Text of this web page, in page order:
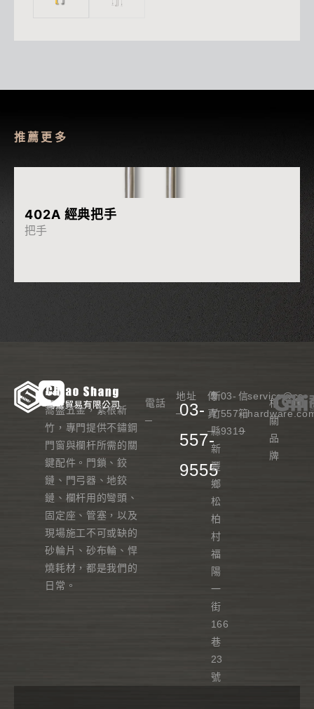
推薦更多
402A 經典把手
把手
喬盛五金，紮根新
竹，專門提供不鏽鋼
門窗與欄杆所需的關
鍵配件。門鎖、鉸
鏈、門弓器、地鉸
鏈、欄杆用的彎頭、
固定座、管塞，以及
現場施工不可或缺的
砂輪片、砂布輪、悍
燒耗材，都是我們的
日常。
電話
─
03-
557-
9555
地址
─
新
竹
縣
新
豐
鄉
松
柏
村
福
陽
一
街
166
巷
23
號
傳
真
─
03-
557-
9319
信
箱
─
service@cs-
相
關
品
牌